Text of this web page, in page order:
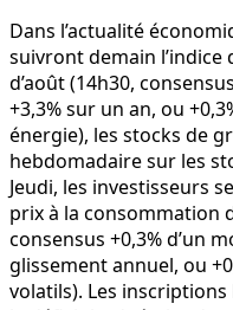
Dans l’actualité
suivront demain
d’août (14h30,
+3,3% sur un an, ou
énergie), les stocks de
hebdomadaire sur les
Jeudi, les investisseurs
prix à la consommation
consensus +0,3% d’un
glissement annuel, ou
volatils). Les